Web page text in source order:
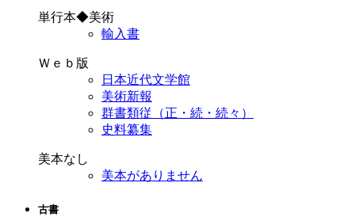
単行本◆美術
輸入書
Ｗｅｂ版
日本近代文学館
美術新報
群書類従（正・続・続々）
史料纂集
美本なし
美本がありません
古書